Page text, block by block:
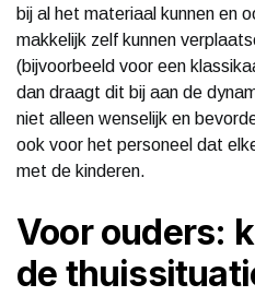
bij al het materiaal kunnen en
makkelijk zelf kunnen
(bijvoorbeeld voor een
dan draagt dit bij aan de
niet alleen wenselijk en
ook voor het personeel dat
met de kinderen.
Voor ouders:
de